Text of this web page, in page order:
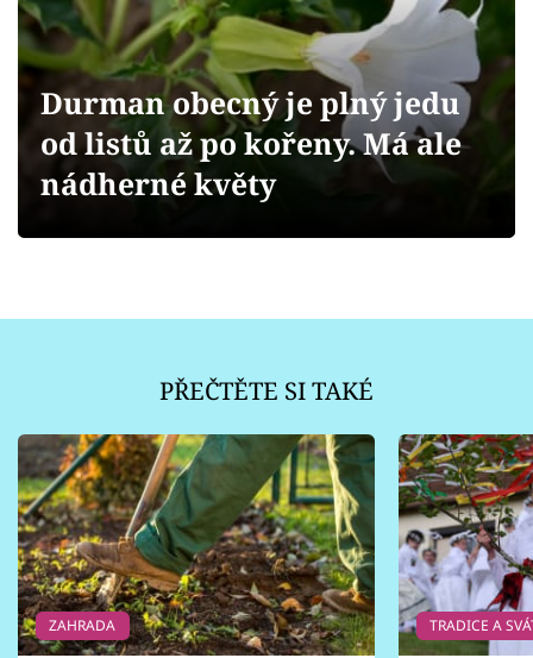
Přihlášení
Sledujte nás
Durman obecný je plný jedu
od listů až po kořeny. Má ale
nádherné květy
PŘEČTĚTE SI TAKÉ
ZAHRADA TRADICE A